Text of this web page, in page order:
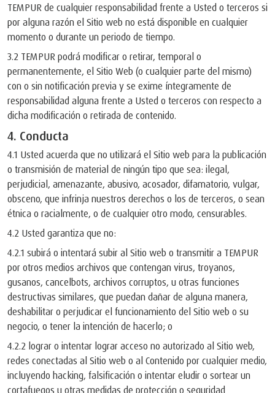
TEMPUR de cualquier responsabilidad frente a Usted o terceros si
por alguna razón el Sitio web no está disponible en cualquier
momento o durante un periodo de tiempo.
3.2 TEMPUR podrá modificar o retirar, temporal o
permanentemente, el Sitio Web (o cualquier parte del mismo)
con o sin notificación previa y se exime íntegramente de
responsabilidad alguna frente a Usted o terceros con respecto a
dicha modificación o retirada de contenido.
4. Conducta
4.1 Usted acuerda que no utilizará el Sitio web para la publicación
o transmisión de material de ningún tipo que sea: ilegal,
perjudicial, amenazante, abusivo, acosador, difamatorio, vulgar,
obsceno, que infrinja nuestros derechos o los de terceros, o sean
étnica o racialmente, o de cualquier otro modo, censurables.
4.2 Usted garantiza que no:
4.2.1 subirá o intentará subir al Sitio web o transmitir a TEMPUR
por otros medios archivos que contengan virus, troyanos,
gusanos, cancelbots, archivos corruptos, u otras funciones
destructivas similares, que puedan dañar de alguna manera,
deshabilitar o perjudicar el funcionamiento del Sitio web o su
negocio, o tener la intención de hacerlo; o
4.2.2 lograr o intentar lograr acceso no autorizado al Sitio web,
redes conectadas al Sitio web o al Contenido por cualquier medio,
incluyendo hacking, falsificación o intentar eludir o sortear un
cortafuegos u otras medidas de protección o seguridad